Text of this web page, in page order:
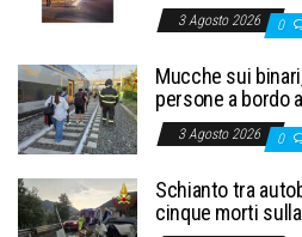
3 Agosto 2026 0
Mucche sui
persone a bordo
3 Agosto 2026 0
Schianto tra
cinque morti